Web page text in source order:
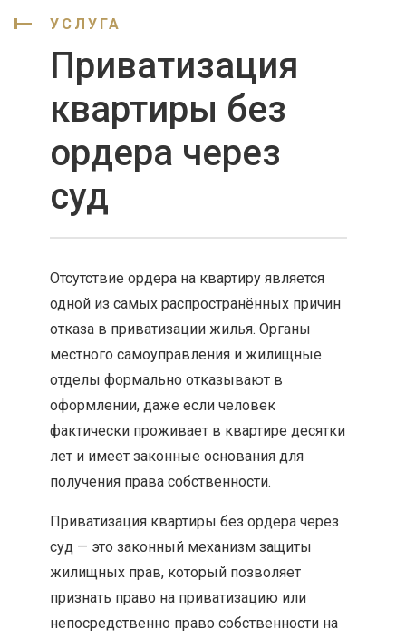
УСЛУГА
Приватизация
квартиры без
ордера через
суд
Отсутствие ордера на квартиру является
одной из самых распространённых причин
отказа в приватизации жилья. Органы
местного самоуправления и жилищные
отделы формально отказывают в
оформлении, даже если человек
фактически проживает в квартире десятки
лет и имеет законные основания для
получения права собственности.
Приватизация квартиры без ордера через
суд — это законный механизм защиты
жилищных прав, который позволяет
признать право на приватизацию или
непосредственно право собственности на